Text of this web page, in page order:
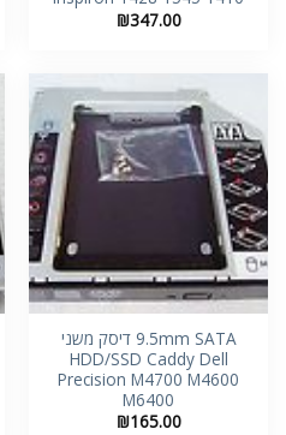
₪347.00
9.5mm SATA דיסק משני
HDD/SSD Caddy Dell
Precision M4700 M4600
M6400
₪165.00